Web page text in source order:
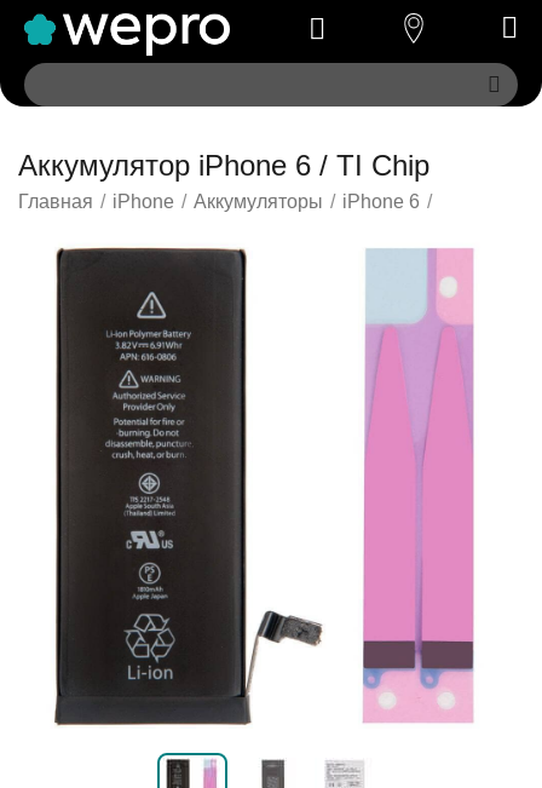
Аккумулятор iPhone 6 / TI Chip
Главная / iPhone / Аккумуляторы / iPhone 6 /